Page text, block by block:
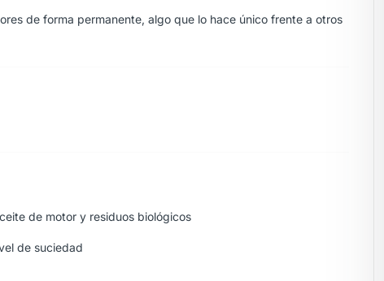
de forma permanente, algo que lo hace único frente a otros
de motor y residuos biológicos
de suciedad